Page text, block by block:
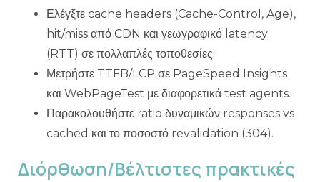
Ελέγξτε cache headers (Cache-Control, Age),
hit/miss από CDN και γεωγραφικό latency
(RTT) σε πολλαπλές τοποθεσίες.
Μετρήστε TTFB/LCP σε PageSpeed Insights
και WebPageTest με διαφορετικά test agents.
Παρακολουθήστε ratio δυναμικών responses vs
cached και το ποσοστό revalidation (304).
Διόρθωση/Βέλτιστες πρακτικές